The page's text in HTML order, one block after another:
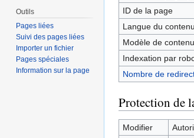
ID de la page
Langue du
Modèle de
Indexation par
Nombre de
Protection de
Modifier
Outils
Pages liées
Suivi des pages liées
Importer un fichier
Pages spéciales
Information sur la page